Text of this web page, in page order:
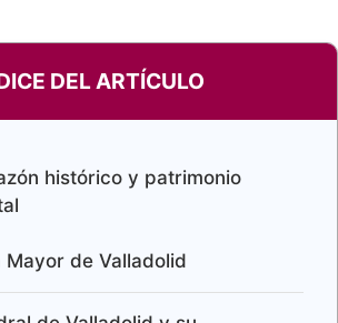
DEL ARTÍCULO
histórico y patrimonio
Mayor de Valladolid